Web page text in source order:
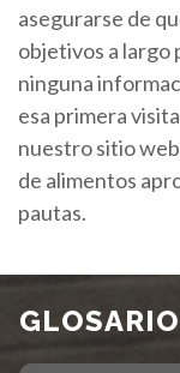
asegurarse de
objetivos a largo
ninguna
esa primera
nuestro sitio
de alimentos
pautas.
GLOSARIO